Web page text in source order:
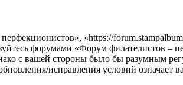
«https://
форумами «Форум филателистов –
с вашей стороны было бы разумным
исправления условий означает